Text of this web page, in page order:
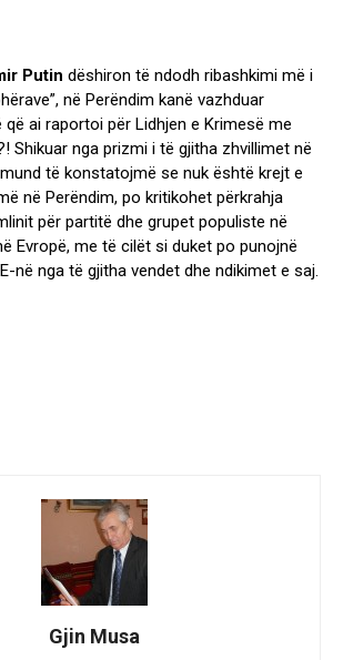
Putin dëshiron të ndodh ribashkimi më i
në Perëndim kanë vazhduar
ai raportoi për Lidhjen e Krimesë me
Shikuar nga prizmi i të gjitha zhvillimet në
të konstatojmë se nuk është krejt e
në Perëndim, po kritikohet përkrahja
për partitë dhe grupet populiste në
Evropë, me të cilët si duket po punojnë
në nga të gjitha vendet dhe ndikimet e saj.
Gjin Musa